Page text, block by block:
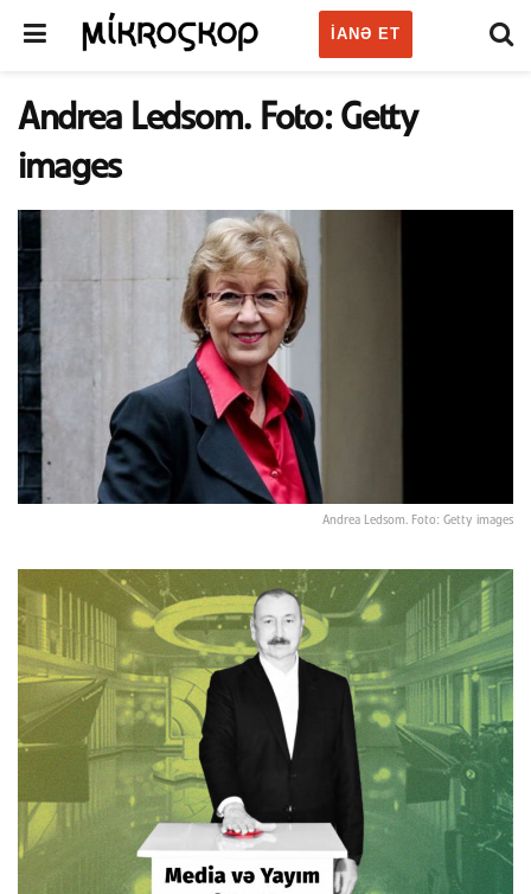
IANƏ ET
Andrea Ledsom. Foto: Getty
images
Andrea Ledsom. Foto: Getty images